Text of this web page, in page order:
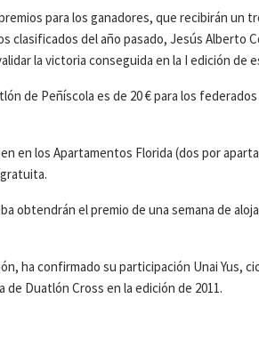
para los ganadores, que recibirán un
clasificados del año pasado, Jesús Alberto
la victoria conseguida en la I edición de
de Peñíscola es de 20 € para los
en los Apartamentos Florida (dos por
obtendrán el premio de una semana de
ha confirmado su participación Unai Yus,
Duatlón Cross en la edición de 2011.